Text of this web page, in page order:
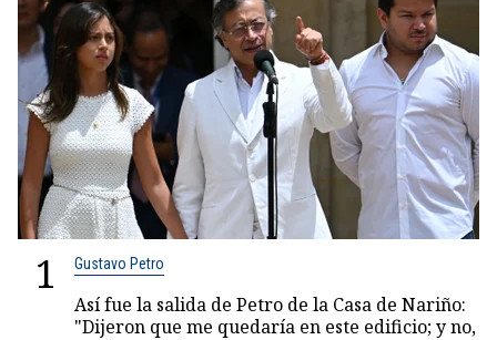
1 Gustavo Petro
Así fue la salida de Petro de la Casa de Nariño:
"Dijeron que me quedaría en este edificio; y no,